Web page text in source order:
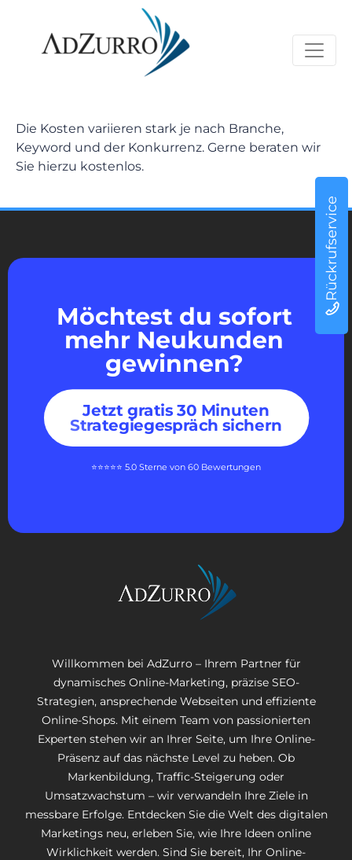
Die Kosten variieren stark je nach Branche,
Keyword und der Konkurrenz. Gerne beraten wir
Sie hierzu kostenlos.
Möchtest du sofort
mehr Neukunden
gewinnen?
Jetzt gratis 30 Minuten
Strategiegespräch sichern
⭐⭐⭐⭐⭐ 5.0 Sterne von 60 Bewertungen
Willkommen bei AdZurro – Ihrem Partner für
dynamisches Online-Marketing, präzise SEO-
Strategien, ansprechende Webseiten und effiziente
Online-Shops. Mit einem Team von passionierten
Experten stehen wir an Ihrer Seite, um Ihre Online-
Präsenz auf das nächste Level zu heben. Ob
Markenbildung, Traffic-Steigerung oder
Umsatzwachstum – wir verwandeln Ihre Ziele in
messbare Erfolge. Entdecken Sie die Welt des digitalen
Marketings neu, erleben Sie, wie Ihre Ideen online
Wirklichkeit werden. Sind Sie bereit, Ihr Online-
Rückrufservice